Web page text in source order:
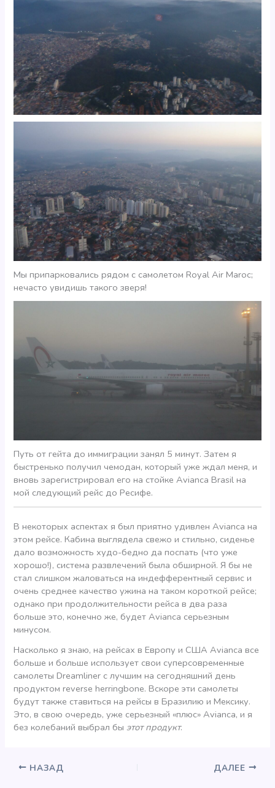
Мы припарковались рядом с самолетом Royal Air Maroc;
нечасто увидишь такого зверя!
Путь от гейта до иммиграции занял 5 минут. Затем я
быстренько получил чемодан, который уже ждал меня, и
вновь зарегистрировал его на стойке Avianca Brasil на
мой следующий рейс до Ресифе.
В некоторых аспектах я был приятно удивлен Avianca на
этом рейсе. Кабина выглядела свежо и стильно, сиденье
дало возможность худо-бедно да поспать (что уже
хорошо!), система развлечений была обширной. Я бы не
стал слишком жаловаться на индефферентный сервис и
очень среднее качество ужина на таком короткой рейсе;
однако при продолжительности рейса в два раза
больше это, конечно же, будет Avianca серьезным
минусом.
Насколько я знаю, на рейсах в Европу и США Avianca все
больше и больше использует свои суперсовременные
самолеты Dreamliner с лучшим на сегодняшний день
продуктом reverse herringbone. Вскоре эти самолеты
будут также ставиться на рейсы в Бразилию и Мексику.
Это, в свою очередь, уже серьезный «плюс» Avianca, и я
без колебаний выбрал бы этот продукт.
НАЗАД ДАЛЕЕ